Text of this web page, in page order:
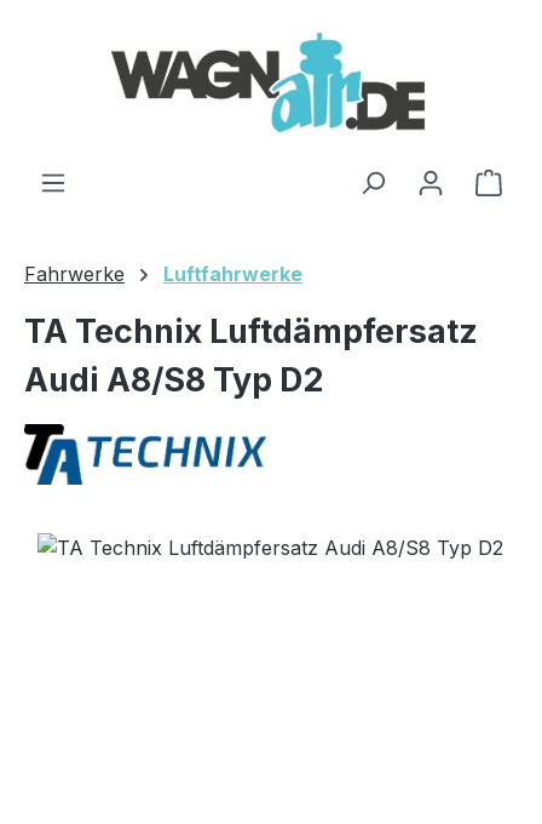
Fahrwerke Luftfahrwerke
TA Technix Luftdämpfersatz
Audi A8/S8 Typ D2
Bildergalerie überspringen